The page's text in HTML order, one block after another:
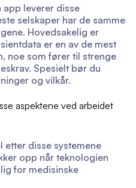
app leverer disse
selskaper har de samme
Hovedsakelig er
er en av de mest
noe som fører til strenge
Spesielt bør du
og vilkår.
aspektene ved arbeidet
etter disse systemene
opp når teknologien
for medisinske